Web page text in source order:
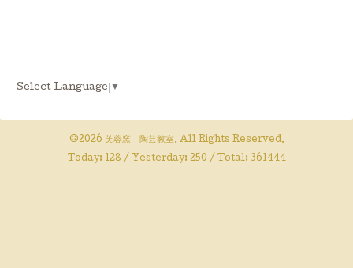
Select Language ▼
©2026 芙蓉窯 陶芸教室. All Rights Reserved.
Today: 128 / Yesterday: 250 / Total: 361444